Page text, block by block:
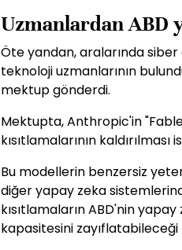
Uzmanlardan ABD
Öte yandan, aralarında
teknoloji uzmanlarının
mektup gönderdi.
Mektupta, Anthropic'in
kısıtlamalarının kaldırılması
Bu modellerin benzersiz
diğer yapay zeka
kısıtlamaların ABD'nin
kapasitesini zayıflatabileceği